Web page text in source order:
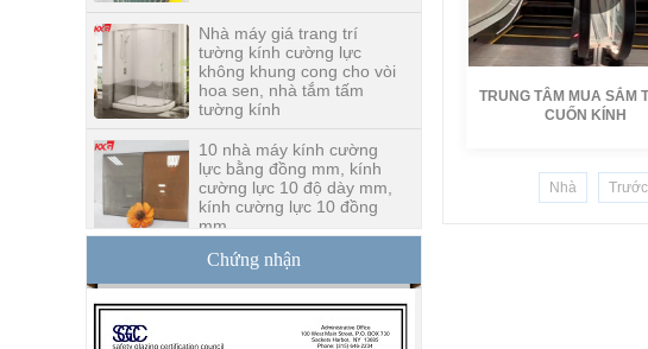
tường kính cường lực
không khung cong cho vòi
hoa sen, nhà tắm tấm
tường kính
lực bằng đồng mm, kính
cường lực 10 độ dày mm,
kính cường lực 10 đồng
mm
máy sản xuất cửa kính
cường lực 10mm, cửa
kính cường lực nội thất
Chứng nhận
TRUNG TÂM MUA SẮM
CUỐN KÍNH
KXG
Thời lượng.:
Nhà Trước